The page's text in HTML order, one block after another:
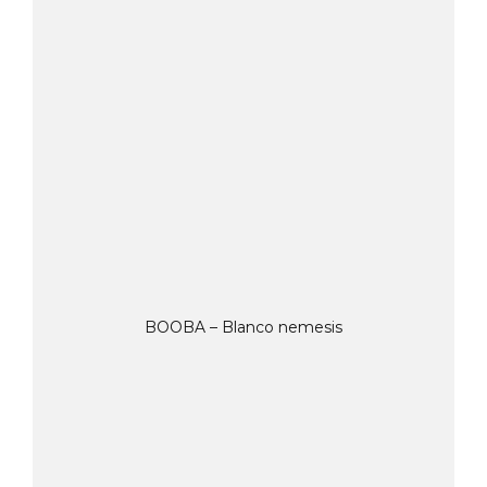
BOOBA – Blanco nemesis